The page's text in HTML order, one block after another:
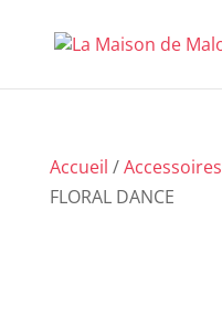
Accueil /Accessoires
FLORAL DANCE